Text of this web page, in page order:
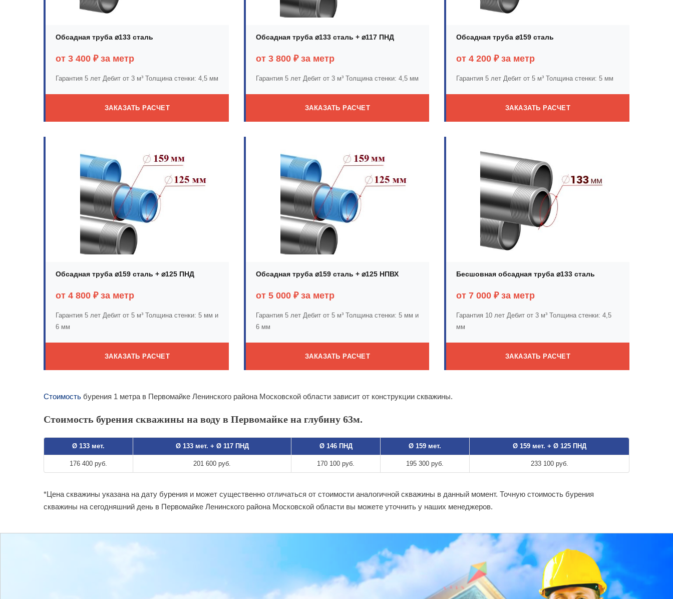
Обсадная труба ⌀133 сталь
от 3 400 ₽ за метр
Гарантия 5 лет Дебит от 3 м³ Толщина стенки: 4,5 мм
ЗАКАЗАТЬ РАСЧЕТ
Обсадная труба ⌀133 сталь + ⌀117 ПНД
от 3 800 ₽ за метр
Гарантия 5 лет Дебит от 3 м³ Толщина стенки: 4,5 мм
ЗАКАЗАТЬ РАСЧЕТ
Обсадная труба ⌀159 сталь
от 4 200 ₽ за метр
Гарантия 5 лет Дебит от 5 м³ Толщина стенки: 5 мм
ЗАКАЗАТЬ РАСЧЕТ
Обсадная труба ⌀159 сталь + ⌀125 ПНД
от 4 800 ₽ за метр
Гарантия 5 лет Дебит от 5 м³ Толщина стенки: 5 мм и
6 мм
ЗАКАЗАТЬ РАСЧЕТ
Обсадная труба ⌀159 сталь + ⌀125 НПВХ
от 5 000 ₽ за метр
Гарантия 5 лет Дебит от 5 м³ Толщина стенки: 5 мм и
6 мм
ЗАКАЗАТЬ РАСЧЕТ
Бесшовная обсадная труба ⌀133 сталь
от 7 000 ₽ за метр
Гарантия 10 лет Дебит от 3 м³ Толщина стенки: 4,5
мм
ЗАКАЗАТЬ РАСЧЕТ
Стоимость бурения 1 метра в Первомайке Ленинского района Московской области зависит от конструкции скважины.
Стоимость бурения скважины на воду в Первомайке на глубину 63м.
Ø 133 мет. Ø 133 мет. + Ø 117 ПНД Ø 146 ПНД Ø 159 мет. Ø 159 мет. + Ø 125 ПНД
176 400 руб. 201 600 руб. 170 100 руб. 195 300 руб. 233 100 руб.
*Цена скважины указана на дату бурения и может существенно отличаться от стоимости аналогичной скважины в данный момент. Точную стоимость бурения
скважины на сегодняшний день в Первомайке Ленинского района Московской области вы можете уточнить у наших менеджеров.